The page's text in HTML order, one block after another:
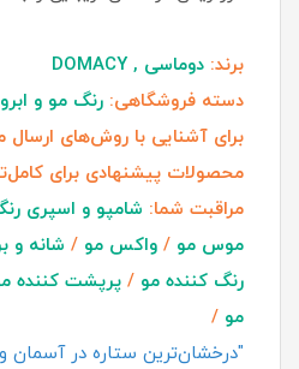
برند: دوماسی , DOMACY
دسته فروشگاهی: رنگ مو و ابرو
برای آشنایی با روش‌های ارسال
محصولات پیشنهادی برای
مراقبت شما: شامپو و اسپری
موس مو / واکس مو / شانه و
رنگ کننده مو / پرپشت کننده
مو /
"درخشان‌ترین ستاره در آسمان